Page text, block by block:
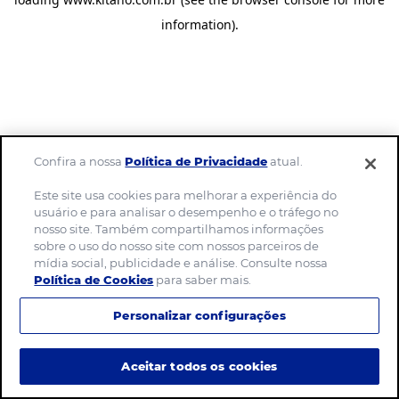
information).
Confira a nossaPolítica de Privacidadeatual.
Este site usa cookies para melhorar a experiência do
usuário e para analisar o desempenho e o tráfego no
nosso site. Também compartilhamos informações
sobre o uso do nosso site com nossos parceiros de
mídia social, publicidade e análise. Consulte nossa
Política de Cookies para saber mais.
Personalizar configurações
Aceitar todos os cookies